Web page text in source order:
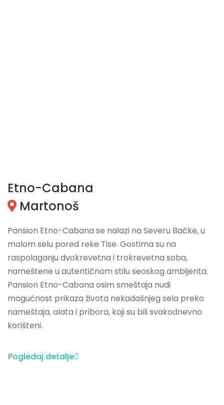
Etno-Cabana
Martonoš
Pansion Etno-Cabana se nalazi na Severu Bačke, u
malom selu pored reke Tise. Gostima su na
raspolaganju dvokrevetna i trokrevetna soba,
nameštene u autentičnom stilu seoskog ambijenta.
Pansion Etno-Cabana osim smeštaja nudi
mogućnost prikaza života nekadašnjeg sela preko
nameštaja, alata i pribora, koji su bili svakodnevno
korišteni.
Pogledaj detalje